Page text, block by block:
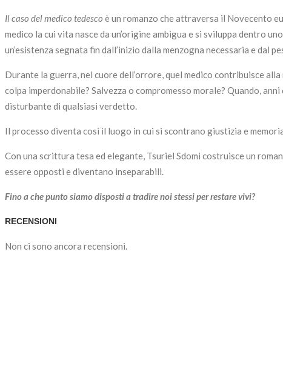
Il caso del medico tedesco è un romanzo che attraversa il Novecento
medico la cui vita nasce da un’origine ambigua e si sviluppa dentro
un’esistenza segnata fin dall’inizio dalla menzogna necessaria e dal
Durante la guerra, nel cuore dell’orrore, quel medico contribuisce
colpa imperdonabile? Salvezza o compromesso morale? Quando,
disturbante di qualsiasi verdetto.
Il processo diventa così il luogo in cui si scontrano giustizia e
Con una scrittura tesa ed elegante, Tsuriel Sdomi costruisce un
essere opposti e diventano inseparabili.
Fino a che punto siamo disposti a tradire noi stessi per restare vivi?
RECENSIONI
Non ci sono ancora recensioni.